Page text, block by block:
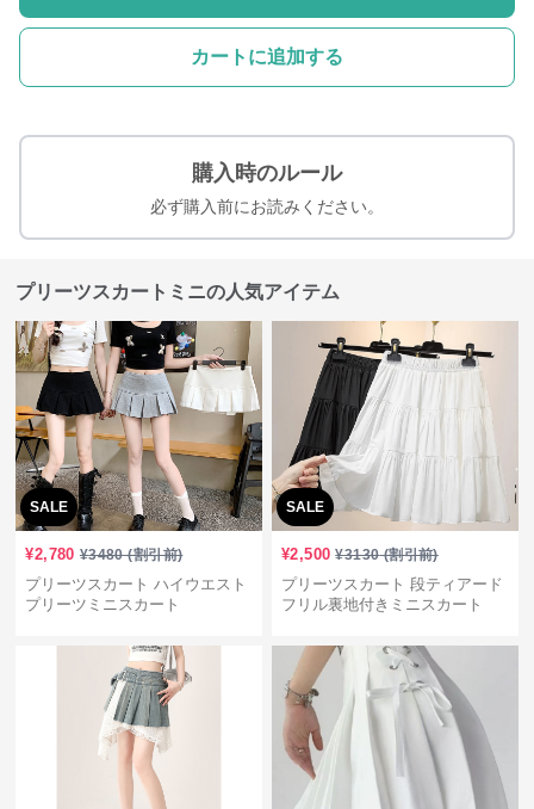
カートに追加する
購入時のルール
必ず購入前にお読みください。
プリーツスカートミニの人気アイテム
SALE
¥2,780 ¥3480(割引前)
プリーツスカート ハイウエスト
プリーツミニスカート
SALE
¥2,500 ¥3130(割引前)
プリーツスカート 段ティアード
フリル裏地付きミニスカート